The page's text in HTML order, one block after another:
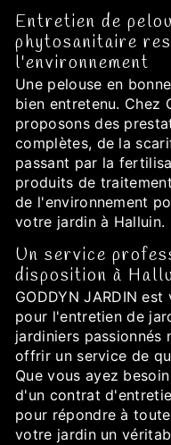
Entretien de
phytosanitaire
l'environnement
Une pelouse en
bien entretenu. Chez
proposons des
complètes, de la
passant par la
produits de
de l'environnement
votre jardin à Halluin.
Un service
disposition à
GODDYN JARDIN
pour l'entretien de
jardiniers
offrir un service de
Que vous ayez
d'un contrat
pour répondre à
votre jardin un